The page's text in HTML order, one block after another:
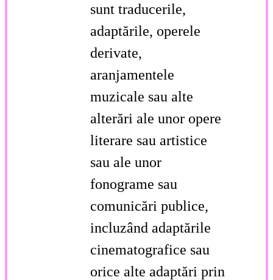
sunt traducerile,
adaptările, operele
derivate,
aranjamentele
muzicale sau alte
alterări ale unor opere
literare sau artistice
sau ale unor
fonograme sau
comunicări publice,
incluzând adaptările
cinematografice sau
orice alte adaptări prin